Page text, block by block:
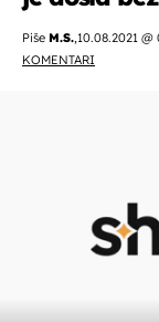
Piše M.S.,10.08.2021 @
KOMENTARI